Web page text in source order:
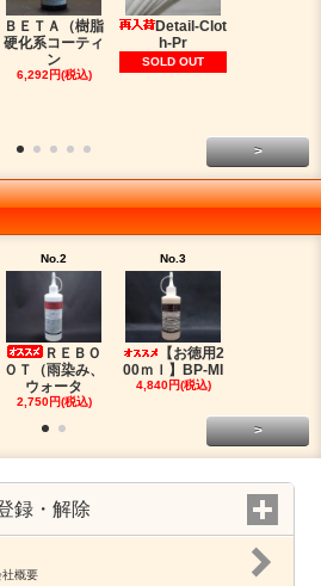
ＢＥＴＡ（樹脂
硬化系コーティ
ン
6,292円(税込)
Detail-Clot
h-Pr
SOLD OUT
>
No.2
ＲＥＢＯ
ＯＴ（雨染み、
ウォータ
2,750円(税込)
No.3
【お徳用2
00ｍｌ】BP-MI
4,840円(税込)
>
録・解除
概要